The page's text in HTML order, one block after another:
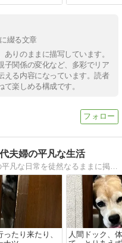
綴る文章
りのままに描写しています。
子関係の変化など、多彩でリア
える内容になっています。読者
楽しめる構成です。
夫婦の平凡な生活
ビーグルはなちゃんと50代夫婦の平凡な日常を徒然なるままに掲載していこうと思います。ちょっと覗いていただければうれしいです。
たり来たり、
人間ドック、